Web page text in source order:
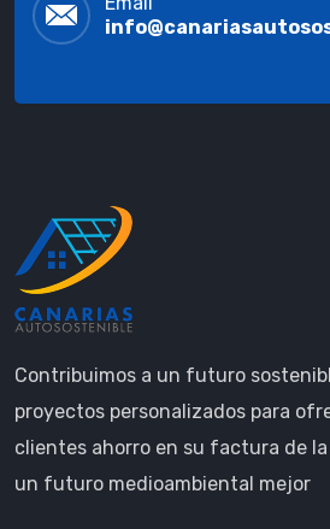
Contribuimos a un futuro
proyectos personalizados para
clientes ahorro en su factura de
un futuro medioambiental mejor